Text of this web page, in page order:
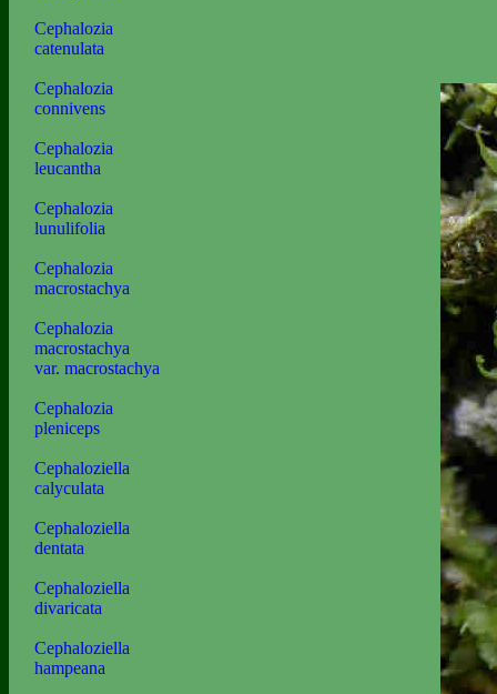
Cephalozia
catenulata
Cephalozia
connivens
Cephalozia
leucantha
Cephalozia
lunulifolia
Cephalozia
macrostachya
Cephalozia
macrostachya
var. macrostachya
Cephalozia
pleniceps
Cephaloziella
calyculata
Cephaloziella
dentata
Cephaloziella
divaricata
Cephaloziella
hampeana